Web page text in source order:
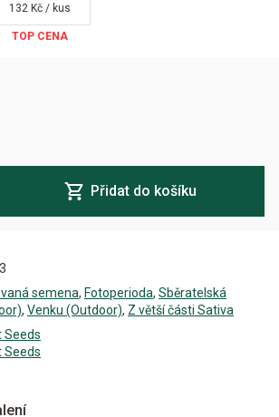
132 Kč / kus
Přidat do košíku
semena, Fotoperioda, Sběratelská
, Venku (Outdoor), Z větší části Sativa
Seeds
Seeds